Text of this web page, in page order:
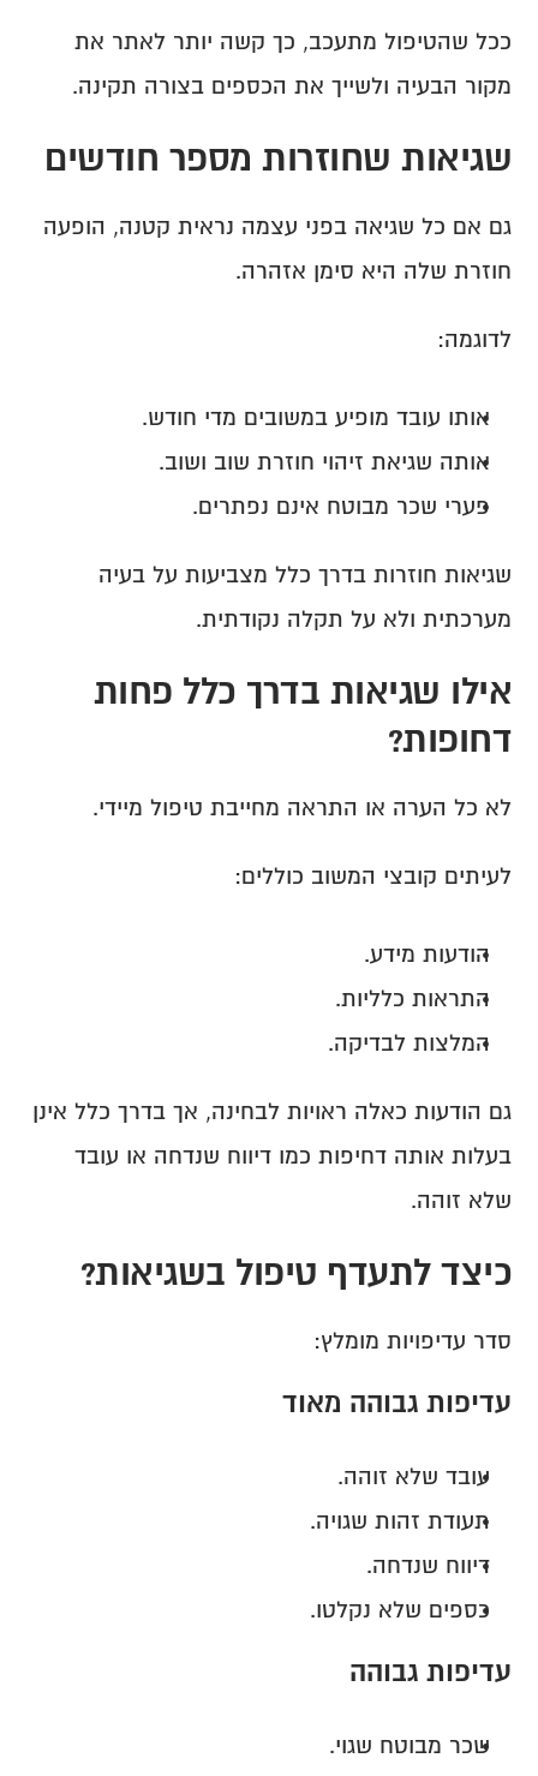
מקור הבעיה ולשייך את הכספים בצורה תקינה.
שגיאות שחוזרות מספר חודשים
חוזרת שלה היא סימן אזהרה.
לדוגמה:
אותו עובד מופיע במשובים מדי חודש.
אותה שגיאת זיהוי חוזרת שוב ושוב.
פערי שכר מבוטח אינם נפתרים.
מערכתית ולא על תקלה נקודתית.
דחופות?
לא כל הערה או התראה מחייבת טיפול מיידי.
לעיתים קובצי המשוב כוללים:
הודעות מידע.
התראות כלליות.
המלצות לבדיקה.
שלא זוהה.
כיצד לתעדף טיפול בשגיאות?
סדר עדיפויות מומלץ:
עדיפות גבוהה מאוד
עובד שלא זוהה.
תעודת זהות שגויה.
דיווח שנדחה.
כספים שלא נקלטו.
עדיפות גבוהה
שכר מבוטח שגוי.